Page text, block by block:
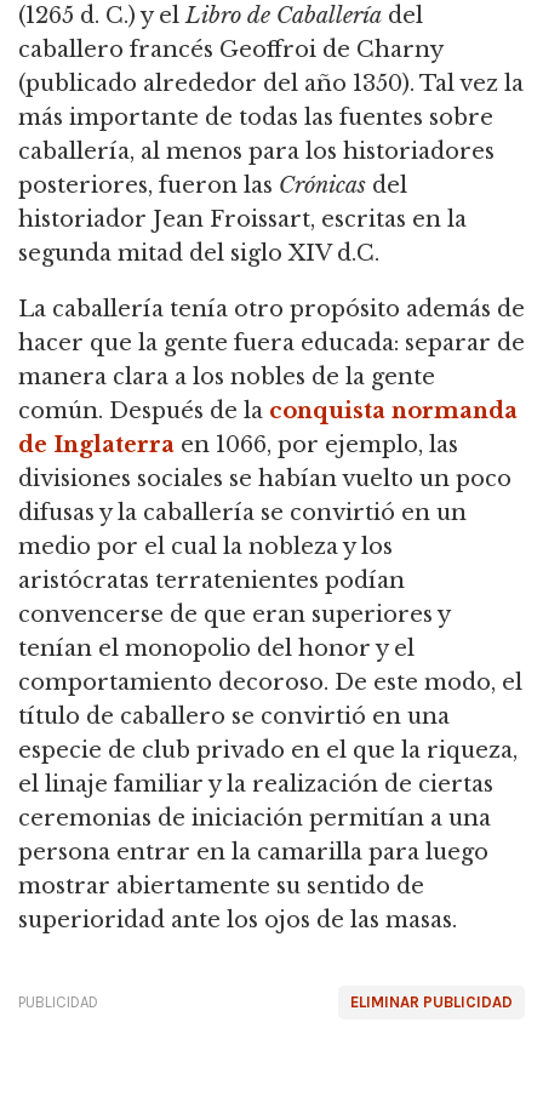
(1265 d. C.) y elLibro de Caballería del
caballero francés Geoffroi de Charny
(publicado alrededor del año 1350). Tal vez la
más importante de todas las fuentes sobre
caballería, al menos para los historiadores
posteriores, fueron las Crónicas del
historiador Jean Froissart, escritas en la
segunda mitad del siglo XIV d.C.
La caballería tenía otro propósito además de
hacer que la gente fuera educada: separar de
manera clara a los nobles de la gente
común. Después de la conquista normanda
de Inglaterra en 1066, por ejemplo, las
divisiones sociales se habían vuelto un poco
difusas y la caballería se convirtió en un
medio por el cual la nobleza y los
aristócratas terratenientes podían
convencerse de que eran superiores y
tenían el monopolio del honor y el
comportamiento decoroso. De este modo, el
título de caballero se convirtió en una
especie de club privado en el que la riqueza,
el linaje familiar y la realización de ciertas
ceremonias de iniciación permitían a una
persona entrar en la camarilla para luego
mostrar abiertamente su sentido de
superioridad ante los ojos de las masas.
ELIMINAR PUBLICIDAD
PUBLICIDAD